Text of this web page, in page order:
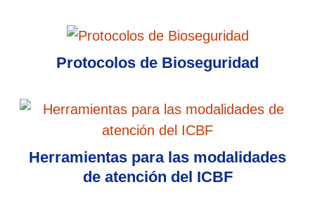
Protocolos de Bioseguridad
Herramientas para las modalidades
de atención del ICBF